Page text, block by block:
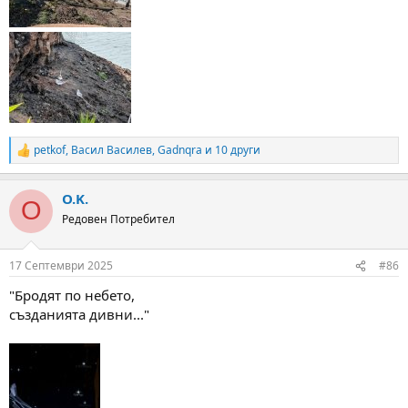
R
e
c
i
s
petkof, Васил Василев,Gadnqra и 10 други
O O.K.
Редовен Потребител
17 Септември 2025 #86
"Бродят по небето,
създанията дивни..."